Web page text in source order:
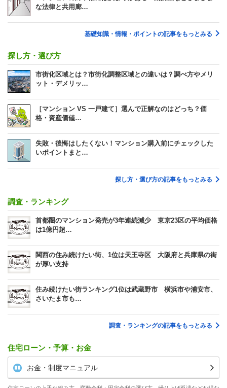
な法律と共用廊…
基礎知識・情報・ポイントの記事をもっとみる
探し方・選び方
市街化区域とは？市街化調整区域との違いは？調べ方やメリ
ット・デメリッ…
［マンション VS 一戸建て］選んで正解なのはどっち？価
格・資産価値…
失敗・後悔はしたくない！マンション購入前にチェックした
いポイントまと…
探し方・選び方の記事をもっとみる
調査・ランキング
首都圏のマンション発売が3年連続減少 東京23区の平均価格
は1億円超…
関西の住み続けたい街、1位は天王寺区 大阪府と兵庫県の街
が厚い支持
住み続けたい街ランキング1位は武蔵野市 横浜市や浦安市、
さいたま市も…
調査・ランキングの記事をもっとみる
住宅ローン・予算・お金
お金・制度マニュアル